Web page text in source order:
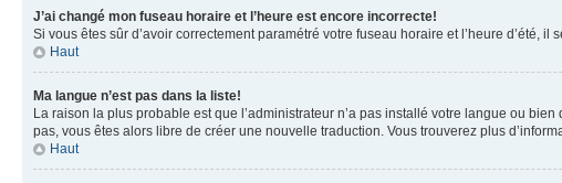
J’ai changé mon fuseau horaire et l’heure est encore incorrecte!
Si vous êtes sûr d’avoir correctement paramétré votre fuseau horaire et l’heure d’été,
Haut
Ma langue n’est pas dans la liste!
La raison la plus probable est que l’administrateur n’a pas installé votre langue ou
pas, vous êtes alors libre de créer une nouvelle traduction. Vous trouverez plus
Haut